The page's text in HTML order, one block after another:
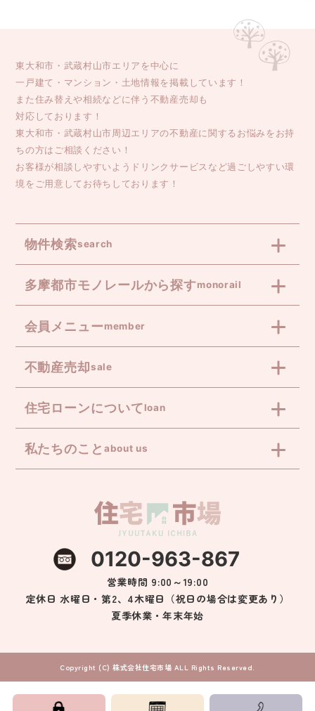
東大和市・武蔵村山市エリアを中心に
一戸建て・マンション・土地情報を掲載しています！
また住み替えや相続などに伴う不動産売却も
対応しております！
東大和市・武蔵村山市周辺エリアの不動産に関するお悩みをお持
ちの方はご相談ください！
お客様が相談しやすいようドリンクサービスなど過ごしやすい環
境をご用意してお待ちしております！
物件検索search
多摩都市モノレールから探すmonorail
会員メニューmember
不動産売却sale
住宅ローンについてloan
私たちのこと about us
0120-963-867
営業時間 9:00～19:00
定休日 水曜日・第2、4木曜日（祝日の場合は変更あり）
夏季休業・年末年始
Copyright (C) 株式会社住宅市場 ALL Rights Reserved.